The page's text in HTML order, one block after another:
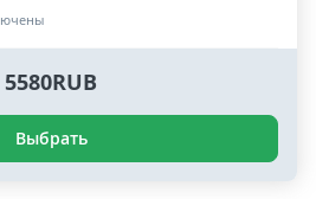
5580RUB
Выбрать